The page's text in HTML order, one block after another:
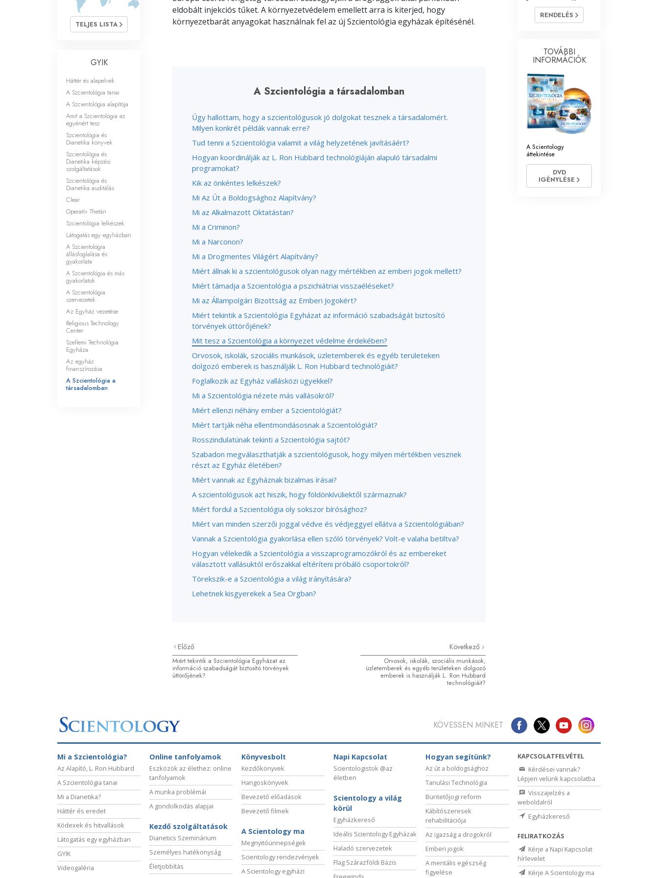
Mi a nagyság?
Megoldások a drogokra
Eszközök a munkahelyen
Az etika és az állapotok
Az elnyomás oka
A public relations alapjai
eldobált injekciós tűket. A környezetvédelem emellett arra is kiterjed, hogy
környezetbarát anyagokat használnak fel az új Szcientológia egyházak építésénél.
A Szcientológia a társadalomban
Úgy hallottam, hogy a szcientológusok jó dolgokat tesznek a társadalomért.
Milyen konkrét példák vannak erre?
Tud tenni a Szcientológia valamit a világ helyzetének javításáért?
Hogyan koordinálják az L. Ron Hubbard technológiáján alapuló társadalmi
programokat?
Kik az önkéntes lelkészek?
Mi Az Út a Boldogsághoz Alapítvány?
Mi az Alkalmazott Oktatástan?
Mi a Criminon?
Mi a Narconon?
Mi a Drogmentes Világért Alapítvány?
Miért állnak ki a szcientológusok olyan nagy mértékben az emberi jogok mellett?
Miért támadja a Szcientológia a pszichiátriai visszaéléseket?
Mi az Állampolgári Bizottság az Emberi Jogokért?
Miért tekintik a Szcientológia Egyházat az információ szabadságát biztosító
törvények úttörőjének?
Mit tesz a Szcientológia a környezet védelme érdekében?
Orvosok, iskolák, szociális munkások, üzletemberek és egyéb területeken
dolgozó emberek is használják L. Ron Hubbard technológiáit?
Foglalkozik az Egyház vallásközi ügyekkel?
Mi a Szcientológia nézete más vallásokról?
Miért ellenzi néhány ember a Szcientológiát?
Miért tartják néha ellentmondásosnak a Szcientológiát?
Rosszindulatúnak tekinti a Szcientológia sajtót?
Szabadon megválaszthatják a szcientológusok, hogy milyen mértékben vesznek
részt az Egyház életében?
Miért vannak az Egyháznak bizalmas írásai?
A szcientológusok azt hiszik, hogy földönkívüliektől származnak?
Miért fordul a Szcientológia oly sokszor bírósághoz?
Miért van minden szerzői joggal védve és védjeggyel ellátva a Szcientológiában?
Vannak a Szcientológia gyakorlása ellen szóló törvények? Volt-e valaha betiltva?
Hogyan vélekedik a Szcientológia a visszaprogramozókról és az embereket
választott vallásuktól erőszakkal eltéríteni próbáló csoportokról?
Törekszik-e a Szcientológia a világ irányítására?
Lehetnek kisgyerekek a Sea Orgban?
Előző
Miért tekintik a Szcientológia Egyházat az
információ szabadságát biztosító törvények
úttörőjének?
Következő
Orvosok, iskolák, szociális munkások,
üzletemberek és egyéb területeken dolgozó
emberek is használják L. Ron Hubbard
technológiáit?
TELJES LISTA
GYIK
Háttér és alapelvek
A Szcientológia tanai
A Szcientológia alapítója
Amit a Szcientológia az
egyénért tesz
Szcientológia és
Dianetika könyvek
Szcientológia és
Dianetika képzési
szolgáltatások
Szcientológia és
Dianetika auditálás
Clear
Operatív Thetán
Szcientológia lelkészek
Látogatás egy egyházban
A Szcientológia
állásfoglalása és
gyakorlata
A Szcientológia és más
gyakorlatok
A Szcientológia
szervezetek
Az Egyház vezetése
Religious Technology
Center
Szellemi Technológia
Egyháza
Az egyház
finanszírozása
A Szcientológia a
társadalomban
RENDELÉS
TOVÁBBI
INFORMÁCIÓK
A Scientology
áttekintése
DVD
IGÉNYLÉSE
KÖVESSEN MINKET
Mi a Szcientológia?
Az Alapító, L. Ron Hubbard
A Szcientológia tanai
Mi a Dianetika?
Háttér és eredet
Kódexek és hitvallások
Látogatás egy egyházban
GYIK
Videogaléria
Online tanfolyamok
Eszközök az élethez: online
tanfolyamok
A munka problémái
A gondolkodás alapjai
Kezdő szolgáltatások
Dianetics Szeminárium
Személyes hatékonyság
Életjobbítás
Könyvesbolt
Kezdőkönyvek
Hangoskönyvek
Bevezető előadások
Bevezető filmek
A Scientology ma
Megnyitóünnepségek
Scientology rendezvények
A Scientology egyházi
Napi Kapcsolat
Scientologistok @az
életben
Scientology a világ
körül
Egyházkereső
Ideális Scientology Egyházak
Haladó szervezetek
Flag Szárazföldi Bázis
Hogyan segítünk?
Az út a boldogsághoz
Tanulási Technológia
Büntetőjogi reform
Kábítószeresek
rehabilitációja
Az igazság a drogokról
Emberi jogok
A mentális egészség
figyelése
KAPCSOLATFELVÉTEL
Kérdései vannak?
Lépjen velünk kapcsolatba
Visszajelzés a
weboldalról
Egyházkereső
FELIRATKOZÁS
Kérje a Napi Kapcsolat
hírlevelet
Kérje A Scientology ma